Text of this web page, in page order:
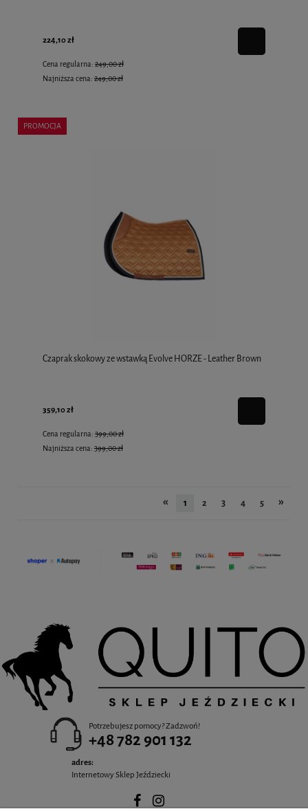
224,10 zł
Cena regularna: 249,00 zł
Najniższa cena: 249,00 zł
Czaprak skokowy ze wstawką Evolve HORZE - Leather Brown
359,10 zł
Cena regularna: 399,00 zł
Najniższa cena: 399,00 zł
PROMOCJA
« 1 2 3 4 5 »
Potrzebujesz pomocy? Zadzwoń!
+48 782 901 132
adres:
Internetowy Sklep Jeździecki